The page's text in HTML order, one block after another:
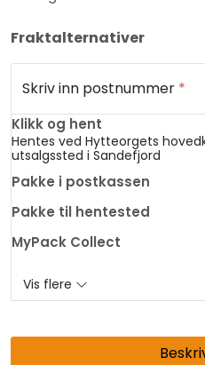
Fraktalternativer
Skriv inn postnummer *
Klikk og hent
Hentes ved Hytteorgets
utsalgssted i Sandefjord
Pakke i postkassen
Pakke til hentested
MyPack Collect
Vis flere